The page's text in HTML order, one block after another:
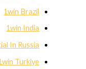
1win Brazil
1win India
In Russia
Turkiye